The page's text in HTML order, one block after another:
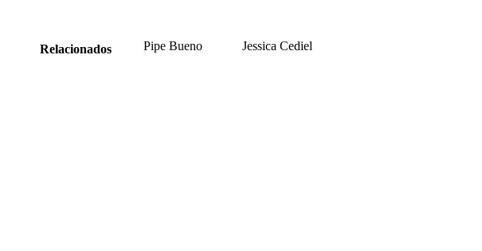
Relacionados Pipe Bueno Jessica Cediel